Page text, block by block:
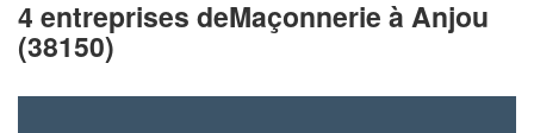
4 entreprises deMaçonnerie à Anjou
(38150)